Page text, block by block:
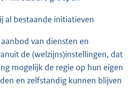
al bestaande initiatieven
van diensten en
de (welzijns)instellingen, dat
mogelijk de regie op hun eigen
en zelfstandig kunnen blijven